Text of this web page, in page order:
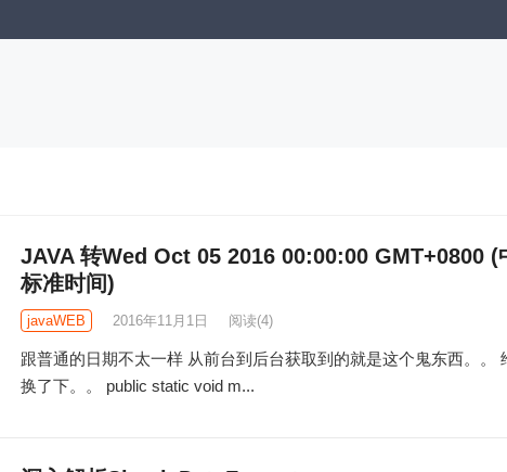
JAVA 转Wed Oct 05 2016 00:00:00 GMT+0800 (
标准时间)
javaWEB 2016年11月1日 阅读(4)
跟普通的日期不太一样 从前台到后台获取到的就是这个鬼东西。。
换了下。。 public static void m...